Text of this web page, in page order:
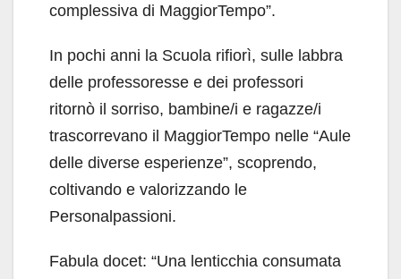
complessiva di MaggiorTempo”.
In pochi anni la Scuola rifiorì, sulle labbra
delle professoresse e dei professori
ritornò il sorriso, bambine/i e ragazze/i
trascorrevano il MaggiorTempo nelle “Aule
delle diverse esperienze”, scoprendo,
coltivando e valorizzando le
Personalpassioni.
Fabula docet: “Una lenticchia consumata